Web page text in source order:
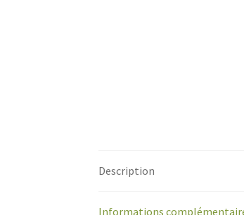
Description
Informations